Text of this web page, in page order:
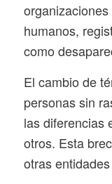
humanos,
como
El cambio de
personas sin
las diferencias
otros. Esta
otras